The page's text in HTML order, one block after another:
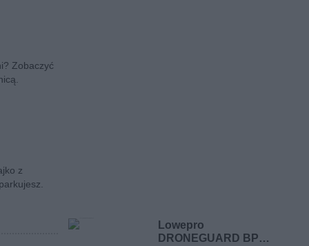
Zobaczyć
z
Lowepro
DRONEGUARD BP